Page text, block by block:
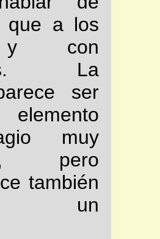
que a los
y con
La
ser
muy
pero
también
un